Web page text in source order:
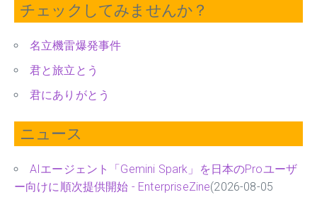
チェックしてみませんか？
名立機雷爆発事件
君と旅立とう
君にありがとう
ニュース
AIエージェント「Gemini Spark」を日本のProユーザ
ー向けに順次提供開始 - EnterpriseZine(2026-08-05